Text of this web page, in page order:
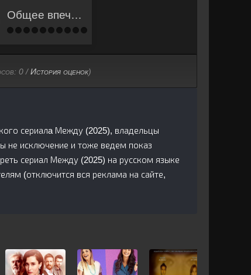
Общее впечатление
0/История оценок)
сериалa Между (2025), владельцы
не исключение и тоже ведем показ
сериал Между (2025) на русском языке
(отключится вся реклама на сайте,